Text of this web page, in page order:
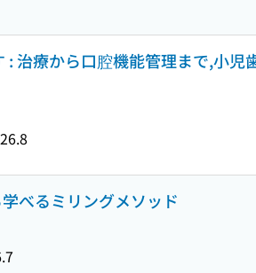
治療から口腔機能管理まで,小児
べるミリングメソッド